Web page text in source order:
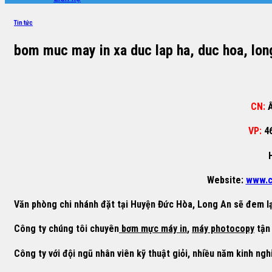
Tin tức
bom muc may in xa duc lap ha, duc hoa,
CN:
VP:
Website:
Văn phòng chi nhánh đặt tại Huyện Đức Hòa, Long An sẽ đem
Công ty chúng tôi chuyên bơm mực máy in, máy photocopy
Công ty với đội ngũ nhân viên kỹ thuật giỏi, nhiều năm kinh